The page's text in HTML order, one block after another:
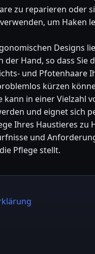
zu reparieren oder
um Haken
Designs
der Hand, so dass Sie
und Pfotenhaare
kürzen
kann in einer Vielzahl
und eignet sich
Ihres Haustieres zu
und
Pflege stellt.